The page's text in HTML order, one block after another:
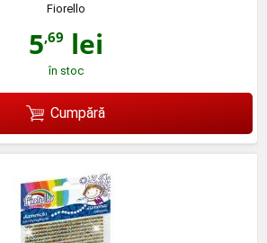
Fiorello
5,69 lei
în stoc
Cumpără